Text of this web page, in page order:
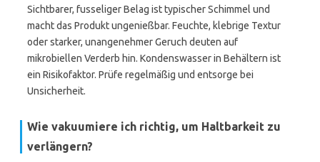
Sichtbarer, fusseliger Belag ist typischer Schimmel und
macht das Produkt ungenießbar. Feuchte, klebrige Textur
oder starker, unangenehmer Geruch deuten auf
mikrobiellen Verderb hin. Kondenswasser in Behältern ist
ein Risikofaktor. Prüfe regelmäßig und entsorge bei
Unsicherheit.
Wie vakuumiere ich richtig, um Haltbarkeit zu
verlängern?